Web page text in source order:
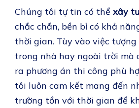
Chúng tôi tự tin có thể xây
chắc chắn, bền bỉ có khả
thời gian. Tùy vào việc
trong nhà hay ngoài trời mà
ra phương án thi công phù
tôi luôn cam kết mang đến
trường tồn với thời gian để